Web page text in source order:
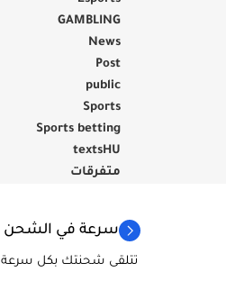
GAMBLING
News
Post
public
Sports
Sports betting
textsHU
متفرقات
سرعة في الشحن
تتلقى شحنتك بكل سرعة